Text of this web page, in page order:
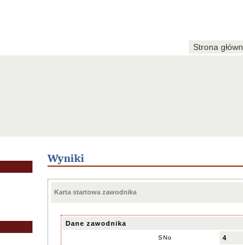
Strona
Wyniki
Karta startowa zawodnika
Dane zawodnika
SNo 4